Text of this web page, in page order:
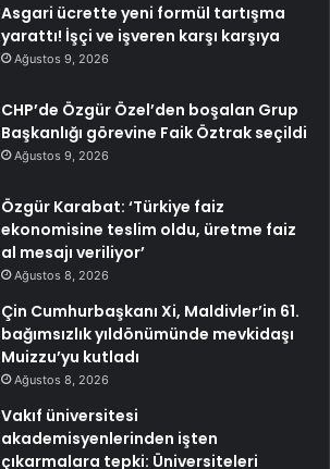
Asgari ücrette yeni formül tartışma
yarattı! İşçi ve işveren karşı karşıya
Ağustos 9, 2026
CHP’de Özgür Özel’den boşalan Grup
Başkanlığı görevine Faik Öztrak seçildi
Ağustos 9, 2026
Özgür Karabat: ‘Türkiye faiz
ekonomisine teslim oldu, üretme faiz
al mesajı veriliyor’
Ağustos 8, 2026
Çin Cumhurbaşkanı Xi, Maldivler’in 61.
bağımsızlık yıldönümünde mevkidaşı
Muizzu’yu kutladı
Ağustos 8, 2026
Vakıf üniversitesi
akademisyenlerinden işten
çıkarmalara tepki: Üniversiteleri